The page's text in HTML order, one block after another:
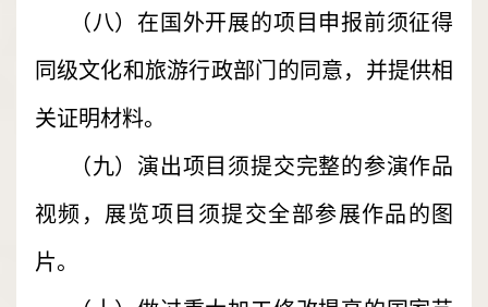
（八）在国外开展的项目申报前须征得
同级文化和旅游行政部门的同意，并提供相
关证明材料。
（九）演出项目须提交完整的参演作品
视频，展览项目须提交全部参展作品的图
片。